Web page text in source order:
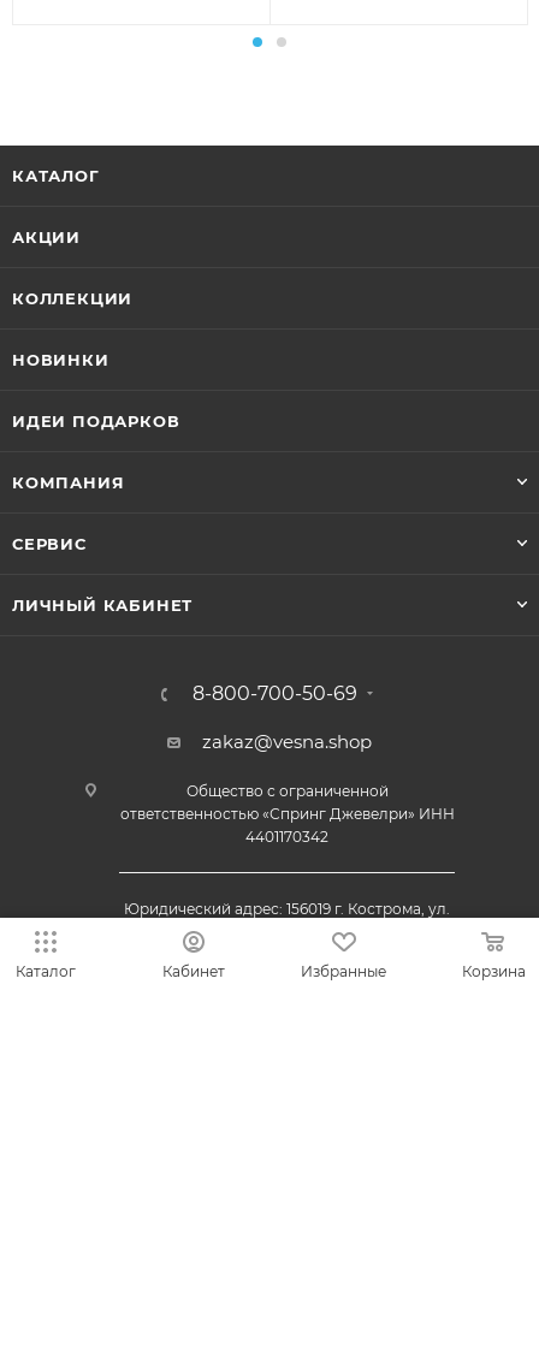
КАТАЛОГ
АКЦИИ
КОЛЛЕКЦИИ
НОВИНКИ
ИДЕИ ПОДАРКОВ
КОМПАНИЯ
СЕРВИС
ЛИЧНЫЙ КАБИНЕТ
8-800-700-50-69
zakaz@vesna.shop
Общество с ограниченной
ответственностью «Спринг Джевелри» ИНН
4401170342
Юридический адрес: 156019 г. Кострома, ул.
Индустриальная, д. 50/2, помещение 9, к. 19.
Каталог Кабинет Избранные Корзина